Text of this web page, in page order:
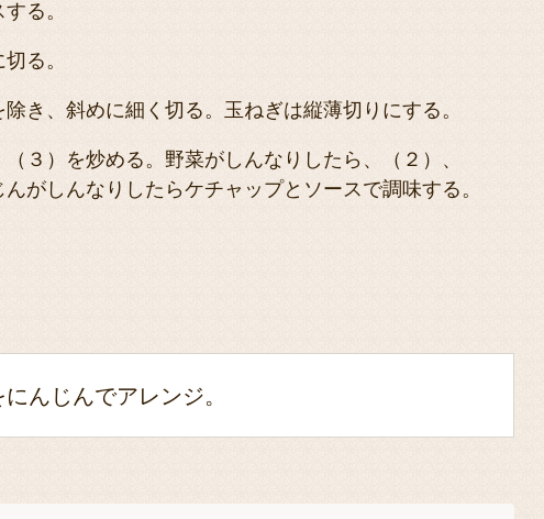
る。
る。
き、斜めに細く切る。玉ねぎは縦薄切りにする。
３）を炒める。野菜がしんなりしたら、（２）、
がしんなりしたらケチャップとソースで調味する。
んじんでアレンジ。